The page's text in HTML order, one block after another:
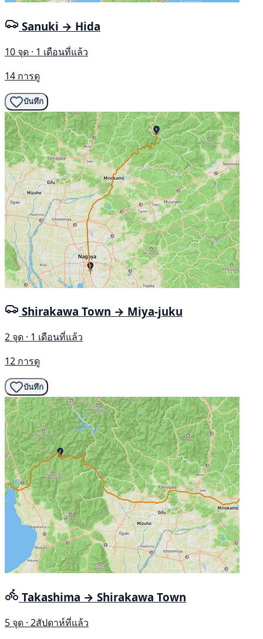
Sanuki → Hida
10 จุด · 1 เดือนที่แล้ว
14 การดู
บันทึก
Shirakawa Town → Miya-juku
2 จุด · 1 เดือนที่แล้ว
12 การดู
บันทึก
Takashima → Shirakawa Town
5 จุด · 2สัปดาห์ที่แล้ว